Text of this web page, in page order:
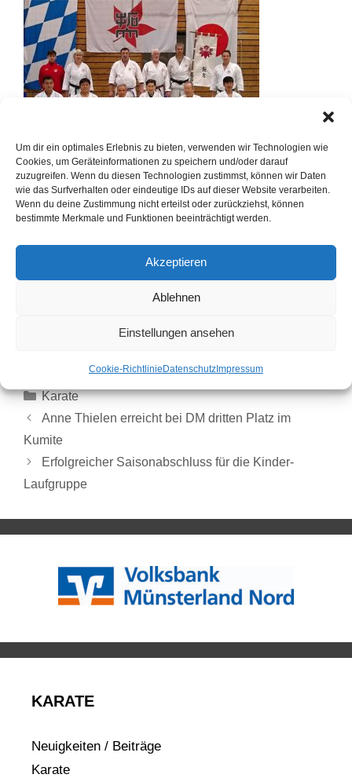
Um dir ein optimales Erlebnis zu bieten, verwenden wir Technologien wie
Cookies, um Geräteinformationen zu speichern und/oder darauf
zuzugreifen. Wenn du diesen Technologien zustimmst, können wir Daten
wie das Surfverhalten oder eindeutige IDs auf dieser Website verarbeiten.
Wenn du deine Zustimmung nicht erteilst oder zurückziehst, können
bestimmte Merkmale und Funktionen beeinträchtigt werden.
Akzeptieren
Ablehnen
Einstellungen ansehen
Cookie-RichtlinieDatenschutzImpressum
Karate
Anne Thielen erreicht bei DM dritten Platz im
Kumite
Erfolgreicher Saisonabschluss für die Kinder-
Laufgruppe
KARATE
Neuigkeiten / Beiträge
Karate